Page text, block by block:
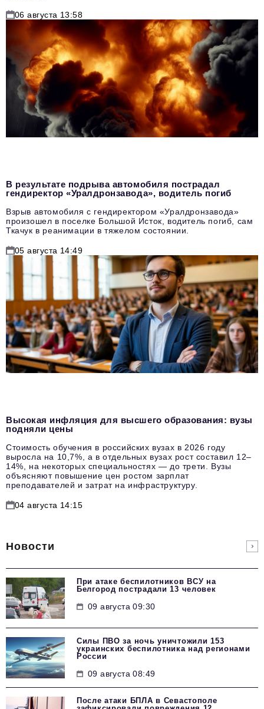
06 августа 13:58
В результате подрыва автомобиля пострадал
гендиректор «Уралдронзавода», водитель погиб
Взрыв автомобиля с гендиректором «Уралдронзавода»
произошел в поселке Большой Исток, водитель погиб, сам
Ткачук в реанимации в тяжелом состоянии.
05 августа 14:49
Высокая инфляция для высшего образования: вузы
подняли цены
Стоимость обучения в российских вузах в 2026 году
выросла на 10,7%, а в отдельных вузах рост составил 12–
14%, на некоторых специальностях — до трети. Вузы
объясняют повышение цен ростом зарплат
преподавателей и затрат на инфраструктуру.
04 августа 14:15
Новости
При атаке беспилотников ВСУ на
Белгород пострадали 13 человек
09 августа 09:30
Силы ПВО за ночь уничтожили 153
украинских беспилотника над регионами
России
09 августа 08:49
После атаки БПЛА в Севастополе